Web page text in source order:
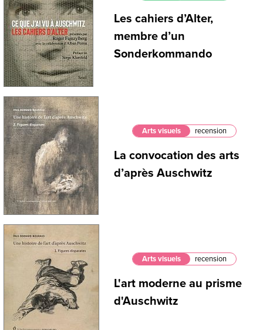
Les cahiers d’Alter,
membre d’un
Sonderkommando
Arts visuels recension
La convocation des arts
d’après Auschwitz
Arts visuels recension
L'art moderne au prisme
d'Auschwitz